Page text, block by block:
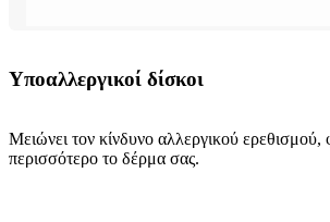
Υποαλλεργικοί δίσκοι
Μειώνει τον κίνδυνο αλλεργικού ερεθισμού,
περισσότερο το δέρμα σας.